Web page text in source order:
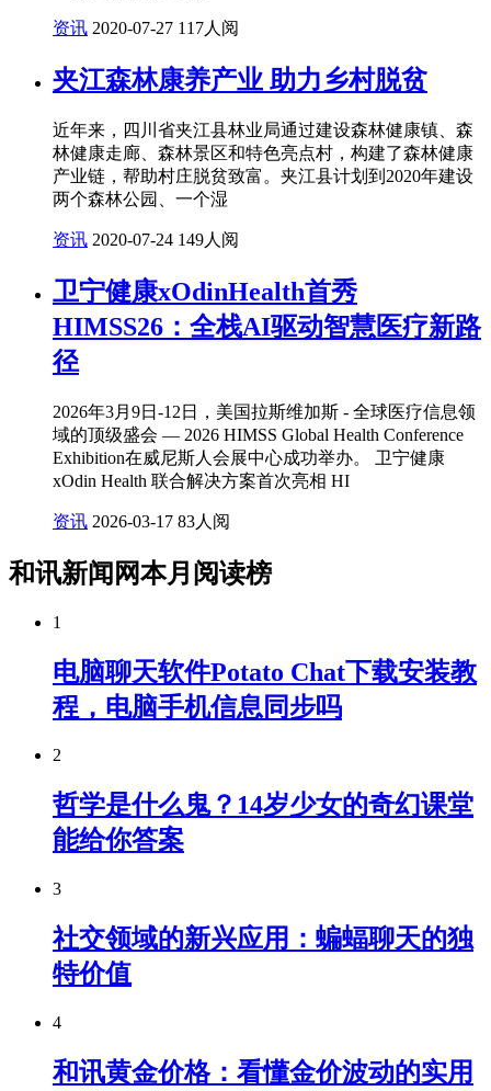
资讯 2020-07-27 117人阅
夹江森林康养产业 助力乡村脱贫
近年来，四川省夹江县林业局通过建设森林健康镇、森
林健康走廊、森林景区和特色亮点村，构建了森林健康
产业链，帮助村庄脱贫致富。夹江县计划到2020年建设
两个森林公园、一个湿
资讯 2020-07-24 149人阅
卫宁健康xOdinHealth首秀
HIMSS26：全栈AI驱动智慧医疗新路
径
2026年3月9日-12日，美国拉斯维加斯 - 全球医疗信息领
域的顶级盛会 — 2026 HIMSS Global Health Conference
Exhibition在威尼斯人会展中心成功举办。 卫宁健康
xOdin Health 联合解决方案首次亮相 HI
资讯 2026-03-17 83人阅
和讯新闻网本月阅读榜
1
电脑聊天软件Potato Chat下载安装教
程，电脑手机信息同步吗
2
哲学是什么鬼？14岁少女的奇幻课堂
能给你答案
3
社交领域的新兴应用：蝙蝠聊天的独
特价值
4
和讯黄金价格：看懂金价波动的实用